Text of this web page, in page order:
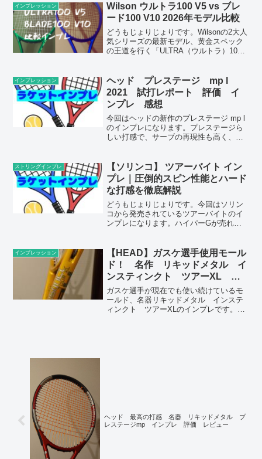
インプレッション
Wilson ウルトラ100 V5 vs ブレ
ード100 V10 2026年モデル比較
どうもじょりじょりです。Wilsonの2大人
気シリーズの最新モデル、黄金スペック
の王道を行く「ULTRA（ウルトラ）100
らも100平方インチ・300gという扱...
インプレッション
ヘッド プレステージ mp l
2021 試打レポート 評価 イ
ンプレ 感想
今回はヘッドの新作のプレステージ mp l
のインプレになります。プレステージら
しい打感で、サーブの再現性も高く、ま
なっています。
ストリングインプレ
【ソリンコ】 ツアーバイト イン
プレ｜圧倒的スピン性能とハード
な打感を徹底解説
どうもじょりじょりです。今回はソリン
コから発売されているツアーバイトのイ
ンプレになります。ハイパーGが売れ筋
持っています。ポイント・引っ掛かりが
強い。・結構硬いので怪我...
インプレッション
【HEAD】ガスケ選手使用モール
ド！ 名作 リキッドメタル イ
ンスティンクト ツアーXL 使
用 インプレ 評価
ガスケ選手が現在でも使い続けているモ
ールド、名器リキッドメタル インステ
ィンクト ツアーXLのインプレです。ロ
ヘッド 最高の打感 名器 リキッドメタル プ
レステージmp インプレ 評価 レビュー